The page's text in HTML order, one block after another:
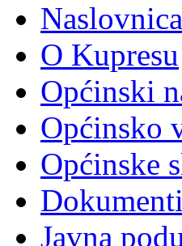
Naslovnica
O Kupresu
Općinski
Općinsko
Općinske
Javna